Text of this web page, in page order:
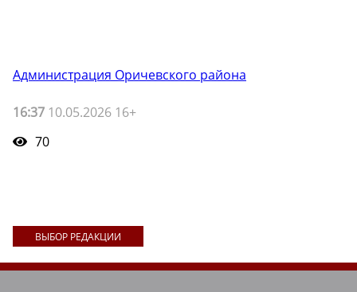
Администрация Оричевского района
16:37 10.05.2026 16+
70
ВЫБОР РЕДАКЦИИ